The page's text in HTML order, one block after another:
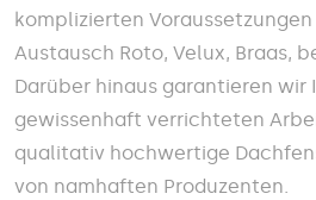
komplizierten
Austausch Roto, Velux, Braas,
Darüber hinaus garantieren wir
gewissenhaft verrichteten
qualitativ hochwertige
von namhaften Produzenten.